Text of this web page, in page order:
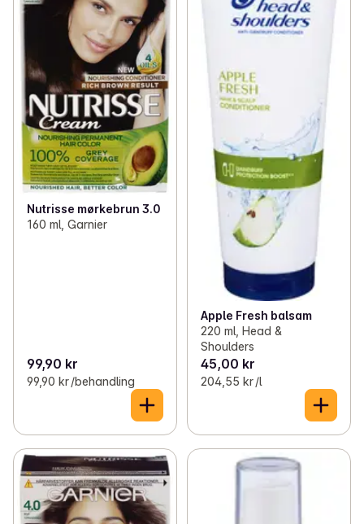
Nutrisse mørkebrun 3.0
160 ml, Garnier
99,90 kr
99,90 kr /behandling
Apple Fresh balsam
220 ml, Head &
Shoulders
45,00 kr
204,55 kr /l